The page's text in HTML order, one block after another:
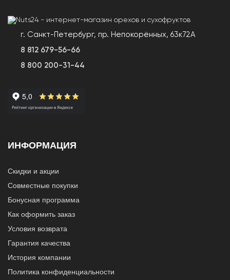
г. Санкт-Петербург, пр. Непокорённых, 63к72А
8 812 679-56-66
8 800 200-31-44
ИНФОРМАЦИЯ
Скидки и акции
Совместные покупки
Бонусная программа
Как оформить заказ
Условия возврата
Гарантия качества
История компании
Политика конфиденциальности